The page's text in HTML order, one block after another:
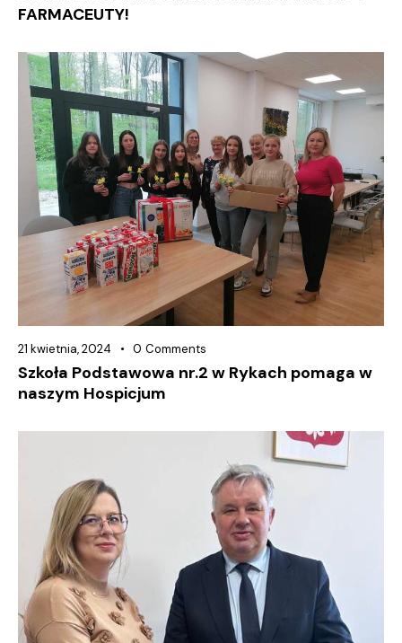
FARMACEUTY!
21 kwietnia, 2024 0 Comments
Szkoła Podstawowa nr.2 w Rykach pomaga w
naszym Hospicjum